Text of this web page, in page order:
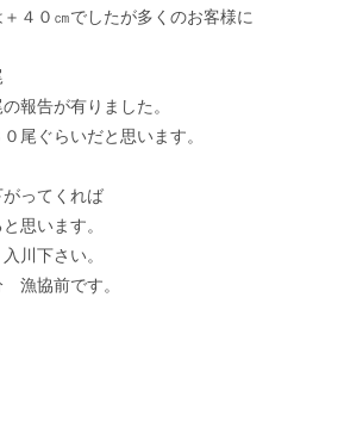
４０㎝でしたが多くのお客様に
報告が有りました。
尾ぐらいだと思います。
ってくれば
思います。
川下さい。
漁協前です。